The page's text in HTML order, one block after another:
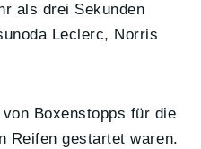
als drei Sekunden
Leclerc, Norris
Boxenstopps für die
Reifen gestartet waren.